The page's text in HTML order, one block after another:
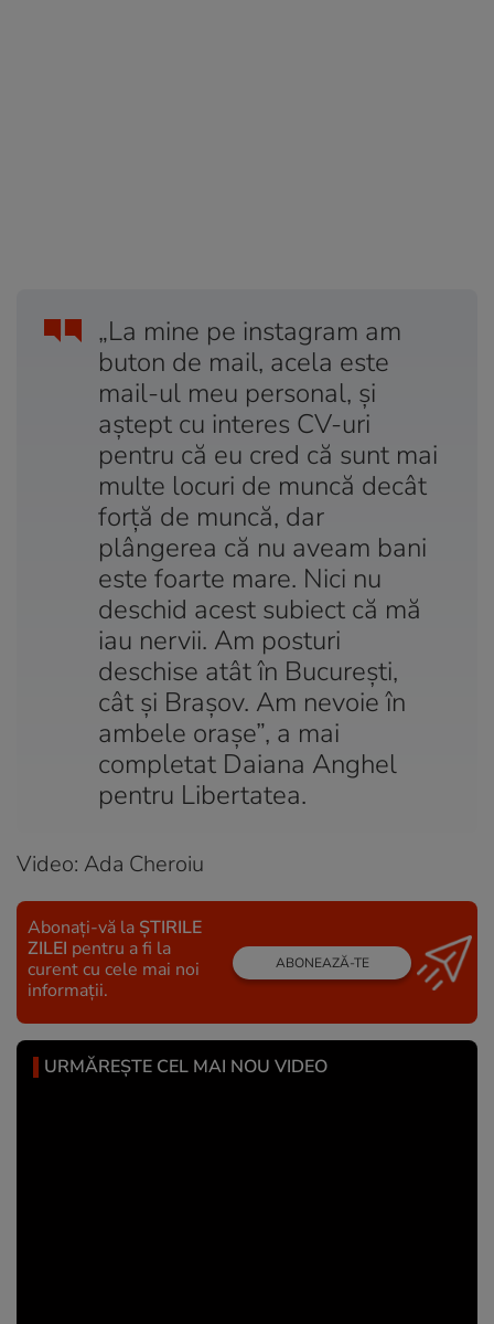
„La mine pe instagram am
buton de mail, acela este
mail-ul meu personal, și
aștept cu interes CV-uri
pentru că eu cred că sunt mai
multe locuri de muncă decât
forță de muncă, dar
plângerea că nu aveam bani
este foarte mare. Nici nu
deschid acest subiect că mă
iau nervii. Am posturi
deschise atât în București,
cât și Brașov. Am nevoie în
ambele orașe”, a mai
completat Daiana Anghel
pentru Libertatea.
Video: Ada Cheroiu
Abonați-vă la ȘTIRILE
ZILEI pentru a fi la
curent cu cele mai noi
informații.
ABONEAZĂ-TE
URMĂREȘTE CEL MAI NOU VIDEO